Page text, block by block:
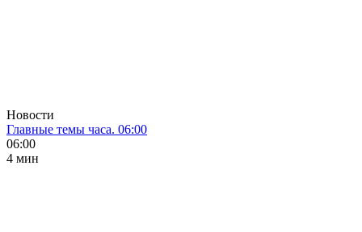
Новости
Главные темы часа. 06:00
06:00
4 мин